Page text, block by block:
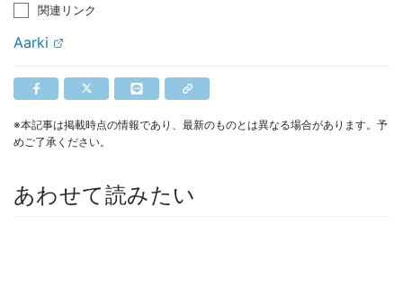
関連リンク
Aarki
※本記事は掲載時点の情報であり、最新のものとは異なる場合があります。予
めご了承ください。
あわせて読みたい